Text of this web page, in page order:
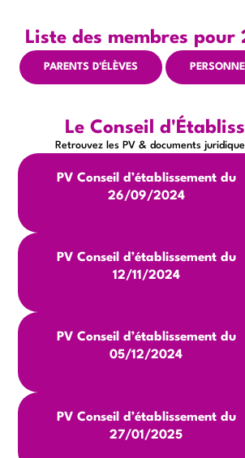
Liste des membres pour
PARENTS D'ÉLÈVES
Le Conseil
Retrouvez les PV & documents
PV Conseil d’établissement du
26/09/2024
PV Conseil d’établissement du
12/11/2024
PV Conseil d’établissement du
05/12/2024
PV Conseil d’établissement du
27/01/2025